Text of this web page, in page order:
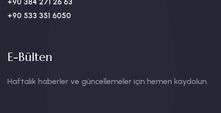
+90 384 271 26 63
+90 533 351 6050
E-Bülten
Haftalık haberler ve güncellemeler için hemen kaydolun.